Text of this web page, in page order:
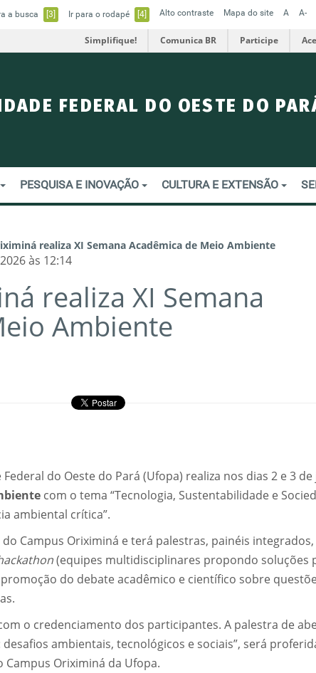
a busca [3] Ir para o rodapé [4] Alto contraste Mapa do site A A-
Simplifique! Comunica BR Participe
FEDERAL DO OESTE DO
PESQUISA E INOVAÇÃO CULTURA E EXTENSÃO
realiza XI Semana Acadêmica de Meio Ambiente
às 12:14
realiza XI Semana
Ambiente
do Oeste do Pará (Ufopa) realiza nos dias 2 e 3
com o tema “Tecnologia, Sustentabilidade e
ambiental crítica”.
Campus Oriximiná e terá palestras, painéis
(equipes multidisciplinares propondo soluções
do debate acadêmico e científico sobre
o credenciamento dos participantes. A palestra de
ambientais, tecnológicos e sociais”, será
Oriximiná da Ufopa.